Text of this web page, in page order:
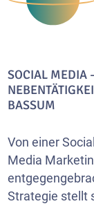
SOCIAL MEDIA
BASSUM
Von einer
Media
Strategie stellt